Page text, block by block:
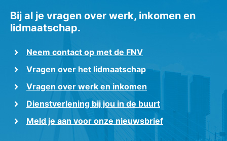
Bij al je vragen over werk, inkomen en
lidmaatschap.
Neem contact op met de FNV
Vragen over het lidmaatschap
Vragen over werk en inkomen
Dienstverlening bij jou in de buurt
Meld je aan voor onze nieuwsbrief